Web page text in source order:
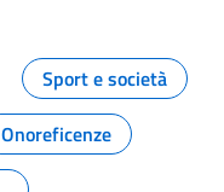
Sport e società
Onoreficenze